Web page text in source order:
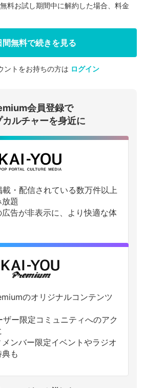
会員登録する
ログインする
料お試し期間中に解約した場合、料金
無料で続きを見る
ントをお持ちの方は ログイン
会員登録で
カルチャーを身近に
載・配信されている数万件以上
題
告が非表示に、より快適な体
のオリジナルコンテンツ
ー限定コミュニティへのアク
ンバー限定イベントやラジオ
も